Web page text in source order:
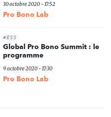
30 octobre 2020 - 17:52
Pro Bono Lab
#ESS
Global Pro Bono Summit : le
programme
9 octobre 2020 - 17:30
Pro Bono Lab